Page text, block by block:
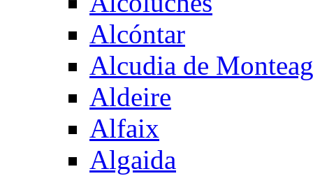
Alcóntar
Alcudia de
Aldeire
Alfaix
Algaida